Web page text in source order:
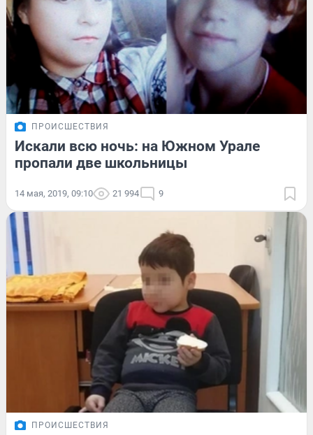
ПРОИСШЕСТВИЯ
Искали всю ночь: на Южном Урале
пропали две школьницы
14 мая, 2019, 09:10 21 994 9
ПРОИСШЕСТВИЯ